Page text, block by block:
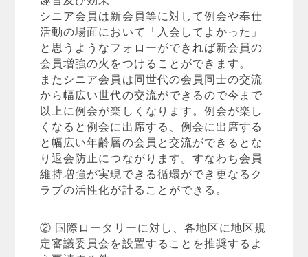
シニア会員は新会員等に対して例会や奉仕
活動の場面において「入会してよかった」
と思うようなフォローができれば新会員の
会員増強の火をつけることができます。
またシニア会員は同世代の会員同士の交流
から幅広い世代の交流ができるので今まで
以上に例会が楽しくなります。例会が楽し
くなると例会に出席する、例会に出席する
と幅広い年齢層の会員と交流ができるとな
り退会防止につながります。すなわち会員
維持増強が実現できる循環ができ更なるク
ラブの活性化が計ることができる。
② 国際ロータリーに対し、各地区に地区規
定審議委員会を設置することを推奨するよ